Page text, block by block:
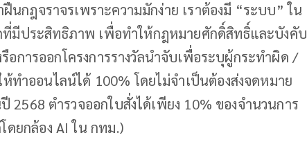
นกฎจราจรเพราะความมักง่าย เราต้องมี “ระบบ” ใน
มีประสิทธิภาพ เพื่อทำให้กฎหมายศักดิ์สิทธิ์และบังคับ
อการออกโครงการรางวัลนำจับเพื่อระบุผู้กระทำผิด /
ทำออนไลน์ได้ 100% โดยไม่จำเป็นต้องส่งจดหมาย
2568 ตำรวจออกใบสั่งได้เพียง 10% ของจำนวนการ
ยกล้อง AI ใน กทม.)